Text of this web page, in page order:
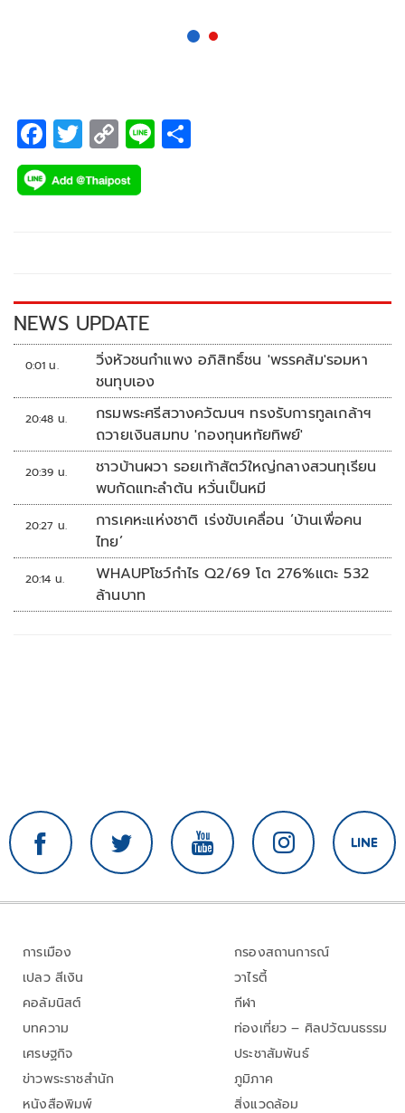
F
ac
e
k
T
wi
tt
C
o
p
k
Li
NEWS UPDATE
0:01 น.
วิ่งหัวชนกำแพง อภิสิทธิ์ชน 'พรรคส้ม'รอมหา
ชนทุบเอง
20:48 น.
กรมพระศรีสวางควัฒนฯ ทรงรับการทูลเกล้าฯ
ถวายเงินสมทบ 'กองทุนหทัยทิพย์'
20:39 น.
ชาวบ้านผวา รอยเท้าสัตว์ใหญ่กลางสวนทุเรียน
พบกัดแทะลำต้น หวั่นเป็นหมี
20:27 น.
การเคหะแห่งชาติ เร่งขับเคลื่อน ‘บ้านเพื่อคน
ไทย’
20:14 น.
WHAUPโชว์กำไร Q2/69 โต 276%แตะ 532
ล้านบาท
การเมือง
เปลว สีเงิน
คอลัมนิสต์
บทความ
เศรษฐกิจ
ข่าวพระราชสำนัก
หนังสือพิมพ์
กรองสถานการณ์
วาไรตี้
กีฬา
ท่องเที่ยว – ศิลปวัฒนธรรม
ประชาสัมพันธ์
ภูมิภาค
สิ่งแวดล้อม